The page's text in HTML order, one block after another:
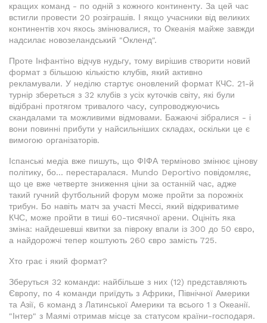
кращих команд - по одній з кожного континенту. За цей час
встигли провести 20 розіграшів. І якщо учасники від великих
континентів хоч якось змінювалися, то Океанія майже завжди
надсилає новозеландський "Окленд".
Проте Інфантіно відчув нудьгу, тому вирішив створити новий
формат з більшою кількістю клубів, який активно
рекламували. У неділю стартує оновлений формат КЧС. 21-й
турнір збереться з 32 клубів з усіх куточків світу, які були
відібрані протягом тривалого часу, супроводжуючись
скандалами та можливими відмовами. Бажаючі зібралися - і
вони повинні прибути у найсильніших складах, оскільки це є
вимогою організаторів.
Іспанські медіа вже пишуть, що ФІФА терміново змінює цінову
політику, бо... перестаралася. Mundo Deportivo повідомляє,
що це вже четверте зниження ціни за останній час, адже
такий гучний футбольний форум може пройти за порожніх
трибун. Бо навіть матч за участі Мессі, який відкриватиме
КЧС, може пройти в тиші 60-тисячної арени. Оцініть яка
зміна: найдешевші квитки за півроку впали із 300 до 50 євро,
а найдорожчі тепер коштують 260 євро замість 725.
Хто грає і який формат?
Зберуться 32 команди: найбільше з них (12) представляють
Європу, по 4 команди приїдуть з Африки, Північної Америки
та Азії, 6 команд з Латинської Америки та всього 1 з Океанії.
"Інтер" з Маямі отримав місце за статусом країни-господаря.